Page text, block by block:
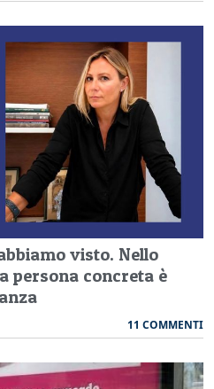
visto. Nello
persona concreta è
11 COMMENTI